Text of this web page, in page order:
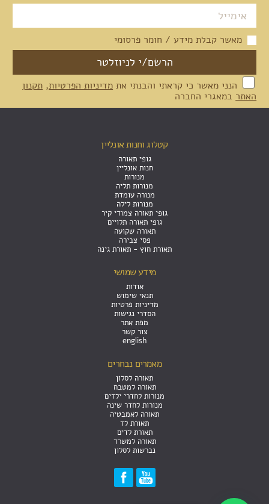
מאשר קבלת מידע / חומר פרסומי
הנני מאשר כי קראתי והבנתי את מדיניות הפרטיות, תקנון
האתר במאגרי החברה
קטלוג וחנות אונליין
גופי תאורה
חנות אונליין
מנורות
מנורות תליה
מנורה עומדת
מנורות לילה
גופי תאורה צמודי קיר
גופי תאורה תלויים
תאורה שקועה
פסי צבירה
תאורת חוץ - תאורת גינה
מידע שמושי
אודות
תנאי שימוש
מדיניות פרטיות
הסדרי נגישות
מפת אתר
צור קשר
english
מאמרים נבחרים
תאורה לסלון
תאורה למטבח
מנורות לחדרי ילדים
מנורות לחדר שינה
תאורה לאמבטיה
תאורת לד
תאורת לדים
תאורה למשרד
נברשות לסלון